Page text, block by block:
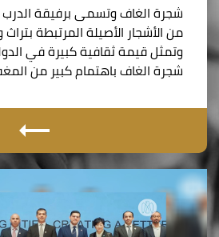
شجرة الغاف وتسمى برفيقة
من الأشجار الأصيلة المرتبطة بتراث
وتمثل قيمة ثقافية كبيرة في
شجرة الغاف باهتمام كبير من